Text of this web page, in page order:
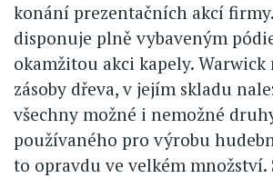
konání prezentačních akcí
disponuje plně vybaveným
okamžitou akci kapely. Warwick
zásoby dřeva, v jejím skladu
všechny možné i nemožné
používaného pro výrobu
to opravdu ve velkém množství.